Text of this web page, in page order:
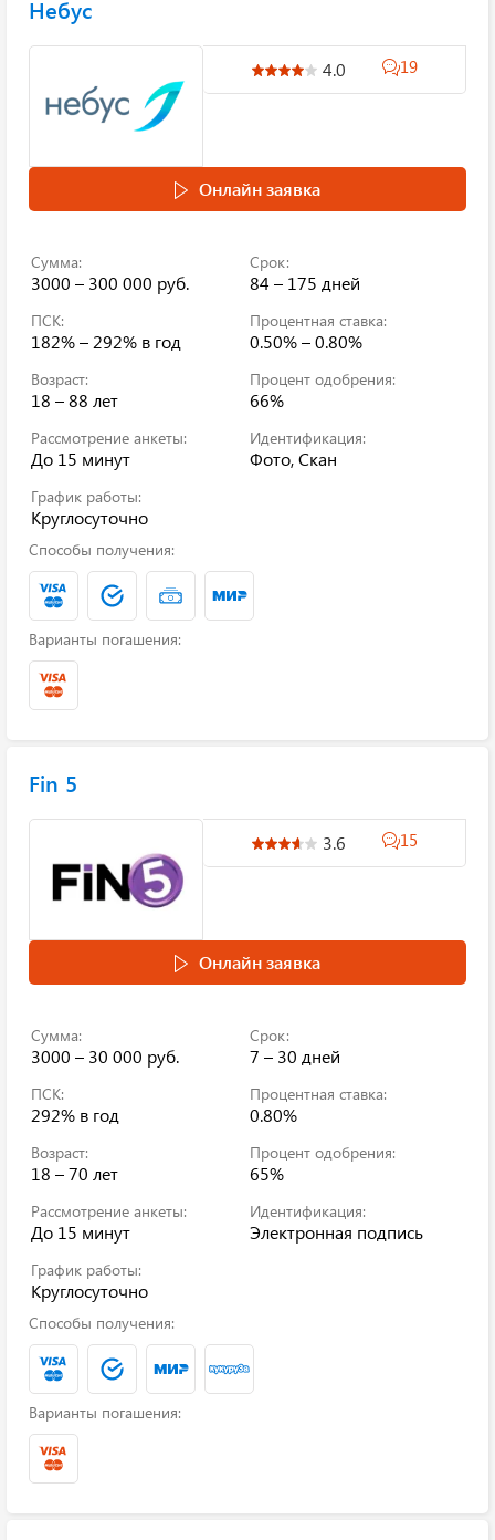
Небус
4.0 19
Онлайн заявка
Сумма:
3000 – 300 000 руб.
Срок:
84 – 175 дней
ПСК:
182% – 292% в год
Процентная ставка:
0.50% – 0.80%
Возраст:
18 – 88 лет
Процент одобрения:
66%
Рассмотрение анкеты:
До 15 минут
Идентификация:
Фото, Скан
График работы:
Круглосуточно
Способы получения:
Варианты погашения:
Fin 5
3.6 15
Онлайн заявка
Сумма:
3000 – 30 000 руб.
Срок:
7 – 30 дней
ПСК:
292% в год
Процентная ставка:
0.80%
Возраст:
18 – 70 лет
Процент одобрения:
65%
Рассмотрение анкеты:
До 15 минут
Идентификация:
Электронная подпись
График работы:
Круглосуточно
Способы получения:
Варианты погашения: